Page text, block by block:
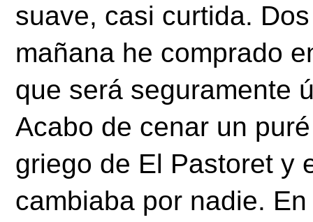
suave, casi curtida.
mañana he comprado
que será seguramente
Acabo de cenar un
griego de El Pastoret y
cambiaba por nadie.